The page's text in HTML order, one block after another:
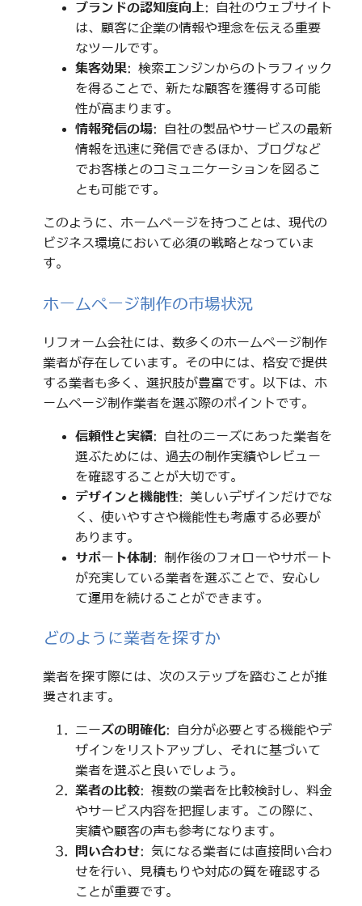
ブランドの認知度向上: 自社のウェブサイト
は、顧客に企業の情報や理念を伝える重要
なツールです。
集客効果: 検索エンジンからのトラフィック
を得ることで、新たな顧客を獲得する可能
性が高まります。
情報発信の場: 自社の製品やサービスの最新
情報を迅速に発信できるほか、ブログなど
でお客様とのコミュニケーションを図るこ
とも可能です。
このように、ホームページを持つことは、現代の
ビジネス環境において必須の戦略となっていま
す。
ホームページ制作の市場状況
リフォーム会社には、数多くのホームページ制作
業者が存在しています。その中には、格安で提供
する業者も多く、選択肢が豊富です。以下は、ホ
ームページ制作業者を選ぶ際のポイントです。
信頼性と実績: 自社のニーズにあった業者を
選ぶためには、過去の制作実績やレビュー
を確認することが大切です。
デザインと機能性: 美しいデザインだけでな
く、使いやすさや機能性も考慮する必要が
あります。
サポート体制 : 制作後のフォローやサポート
が充実している業者を選ぶことで、安心し
て運用を続けることができます。
どのように業者を探すか
業者を探す際には、次のステップを踏むことが推
奨されます。
ニーズの明確化: 自分が必要とする機能やデ
ザインをリストアップし、それに基づいて
業者を選ぶと良いでしょう。
業者の比較: 複数の業者を比較検討し、料金
やサービス内容を把握します。この際に、
実績や顧客の声も参考になります。
問い合わせ: 気になる業者には直接問い合わ
せを行い、見積もりや対応の質を確認する
ことが重要です。